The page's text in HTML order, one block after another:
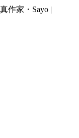
作家・Sayo |